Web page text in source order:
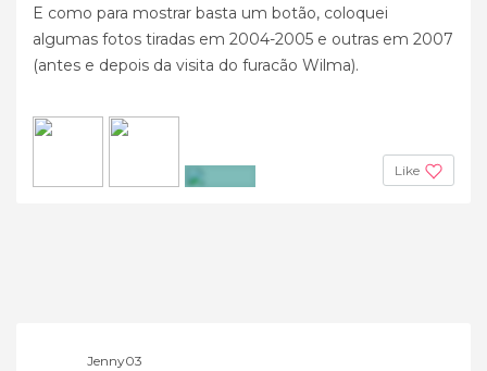
E como para mostrar basta um botão, coloquei
algumas fotos tiradas em 2004-2005 e outras em 2007
(antes e depois da visita do furacão Wilma).
Like
Jenny03